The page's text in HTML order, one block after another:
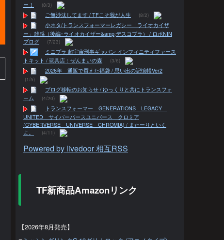
ー！
(8/3)
ご無沙汰してます / TFこそ我が人生 (8/2)
小ネタ/トランスフォーマーレガシー「ライオカイザ
ー」雑感（後編･ライオカイザー&amp;デスコブラ） / ロボNIN
ブログ
(7/23)
ミニプラ 超宇宙刑事ギャバン インフィニティファース
トキット / 玩具店：ぜんまいの森
(3/6)
2026年 通販で買えた福袋 / 思い出の記憶帳Ver2
(1/5)
ブログ移転のお知らせ / ゆっくりと共にトランスフォ
ーム
(4/20)
トランスフォーマー GENERATIONS LEGACY
UNITED サイバーバースユニバース クロミア
(CYBERVERSE UNIVERSE CHROMIA) / またーりといく
よ。
(4/11)
Powered by livedoor 相互RSS
TF新商品Amazonリンク
【2026年8月発売】